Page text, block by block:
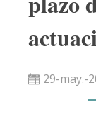
29-may.-